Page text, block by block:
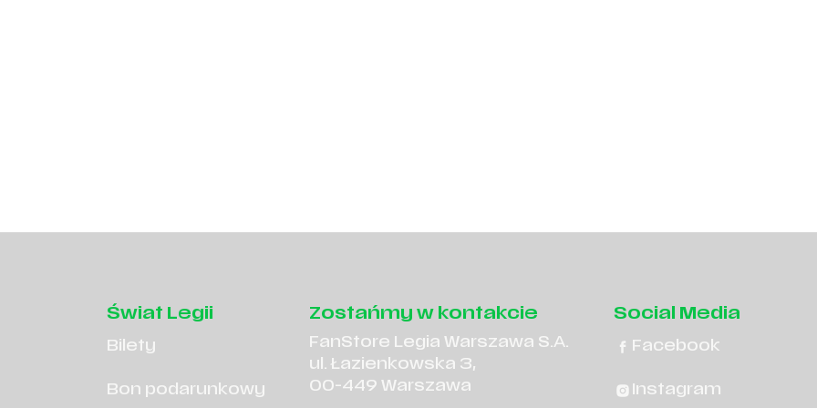
Świat Legii
Bilety
Bon podarunkowy
Zostańmy w kontakcie
FanStore Legia Warszawa S.A.
ul. Łazienkowska 3,
00-449 Warszawa
Social Media
Facebook
Instagram